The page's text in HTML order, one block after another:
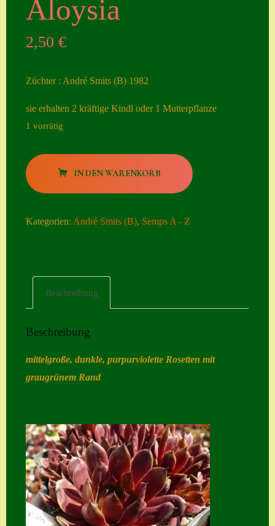
ngen
Datenschutzerklä
rung
mit Semps
Kasse
Naturformen
S. x nixonii
Semps die ich
suche
Semps von A – Z
Aloysia
2,50€
Züchter : André Smits (B) 1982
sie erhalten 2 kräftige Kindl oder 1 Mutterpflanze
1 vorrätig
Aloysia
Menge
IN DEN WARENKORB
Kategorien:André Smits (B), Semps A - Z
Beschreibung
Beschreibung
mittelgroße, dunkle, purpurviolette Rosetten mit
graugrünem Rand